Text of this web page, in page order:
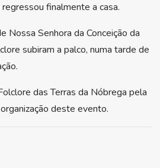
finalmente a casa.
Nossa Senhora da Conceição da
subiram a palco, numa tarde de
das Terras da Nóbrega pela
deste evento.